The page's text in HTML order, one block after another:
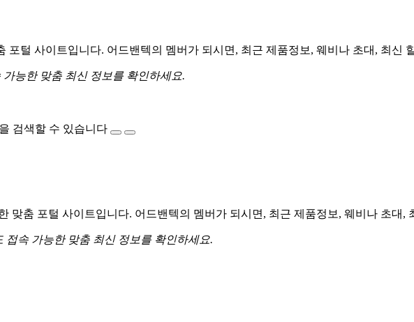
포털 사이트입니다. 어드밴텍의 멤버가 되시면, 최근 제품정보, 웨비나 초대, 최신
능한 맞춤 최신 정보를 확인하세요.
검색할 수 있습니다
맞춤 포털 사이트입니다. 어드밴텍의 멤버가 되시면, 최근 제품정보, 웨비나 초대,
접속 가능한 맞춤 최신 정보를 확인하세요.